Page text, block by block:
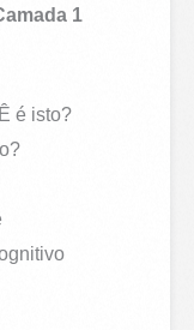
1
é isto?